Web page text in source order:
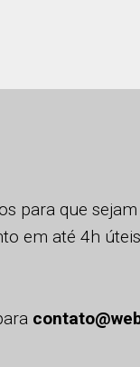
para que
em até 4h